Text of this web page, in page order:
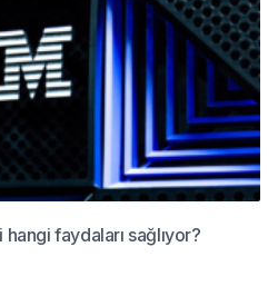
faydaları sağlıyor?